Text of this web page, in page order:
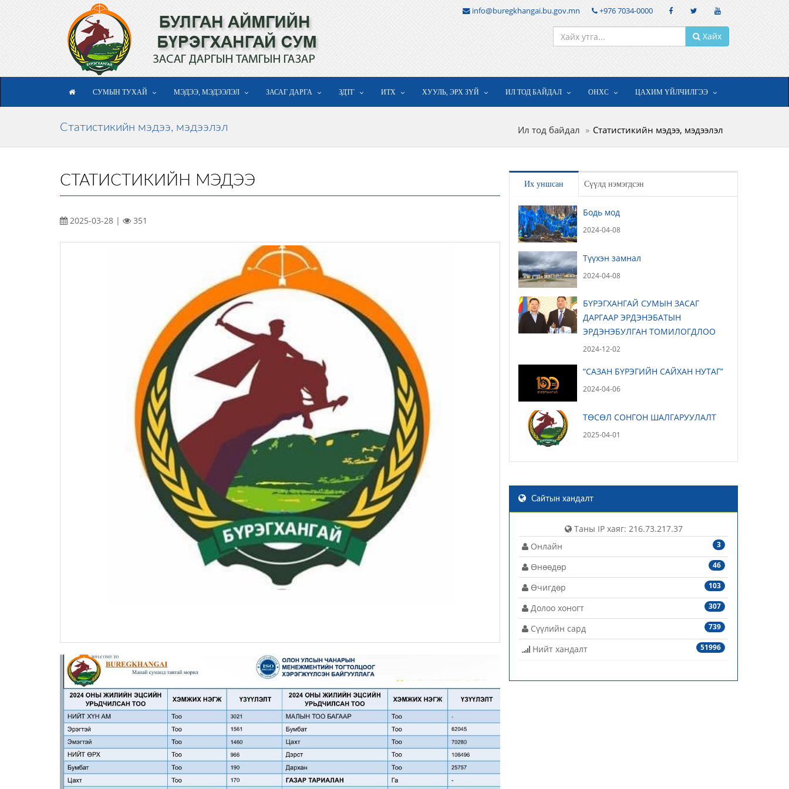
info@buregkhangai.bu.gov.mn +976 7034-0000
Хайх
СУМЫН ТУХАЙ МЭДЭЭ, МЭДЭЭЛЭЛ ЗАСАГ ДАРГА ЗДТГ ИТХ ХУУЛЬ, ЭРХ ЗҮЙ ИЛ ТОД БАЙДАЛ ОНХС ЦАХИМ ҮЙЛЧИЛГЭЭ
Статистикийн мэдээ, мэдээлэл Ил тод байдал Статистикийн мэдээ, мэдээлэл
СТАТИСТИКИЙН МЭДЭЭ
2025-03-28 | 351
Их уншсан Сүүлд нэмэгдсэн
Бодь мод
2024-04-08
Түүхэн замнал
2024-04-08
БҮРЭГХАНГАЙ СУМЫН ЗАСАГ
ДАРГААР ЭРДЭНЭБАТЫН
ЭРДЭНЭБУЛГАН ТОМИЛОГДЛОО
2024-12-02
“САЗАН БҮРЭГИЙН САЙХАН НУТАГ”
2024-04-06
ТӨСӨЛ СОНГОН ШАЛГАРУУЛАЛТ
2025-04-01
Сайтын хандалт
Таны IP хаяг: 216.73.217.37
3
Онлайн
46
Өнөөдөр
103
Өчигдөр
307
Долоо хоногт
739
Сүүлийн сард
51996
Нийт хандалт